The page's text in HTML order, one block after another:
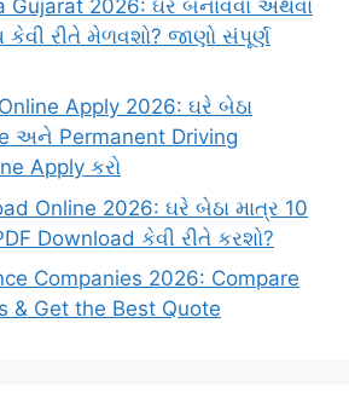
Gujarat 2026: ઘર બનાવવા અથવા
કેવી રીતે મેળવશો? જાણો સંપૂર્ણ
Apply 2026: ઘરે બેઠા
અને Permanent Driving
Apply કરો
Online 2026: ઘરે બેઠા માત્ર 10
Download કેવી રીતે કરશો?
Companies 2026: Compare
& Get the Best Quote